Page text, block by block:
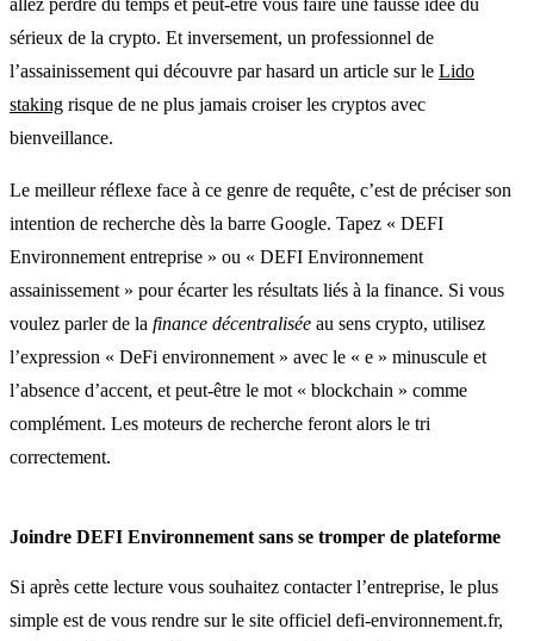
sérieux de la crypto. Et inversement, un professionnel de
l’assainissement qui découvre par hasard un article sur le Lido
staking risque de ne plus jamais croiser les cryptos avec
bienveillance.
Le meilleur réflexe face à ce genre de requête, c’est de préciser son
intention de recherche dès la barre Google. Tapez « DEFI
Environnement entreprise » ou « DEFI Environnement
assainissement » pour écarter les résultats liés à la finance. Si vous
voulez parler de la finance décentralisée au sens crypto, utilisez
l’expression « DeFi environnement » avec le « e » minuscule et
l’absence d’accent, et peut‑être le mot « blockchain » comme
complément. Les moteurs de recherche feront alors le tri
correctement.
Joindre DEFI Environnement sans se tromper de plateforme
Si après cette lecture vous souhaitez contacter l’entreprise, le plus
simple est de vous rendre sur le site officiel defi‑environnement.fr,